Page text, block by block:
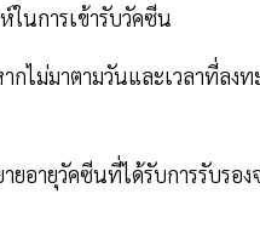
ในการเข้ารับวัคซีน
กไม่มาตามวันและเวลาที่ลง
ยอายุวัคซีนที่ได้รับการรับรอ